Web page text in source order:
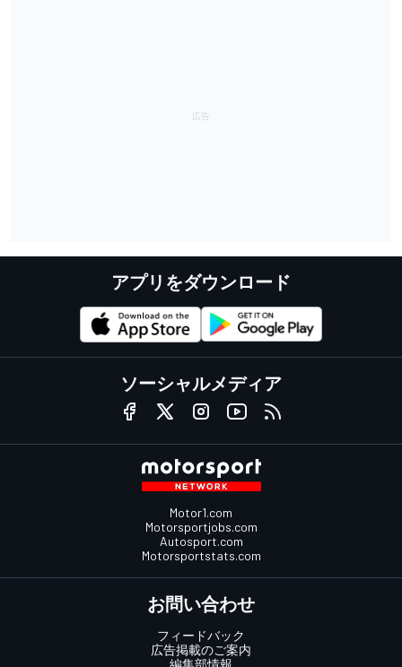
アプリをダウンロード
ソーシャルメディア
Motor1.com
Motorsportjobs.com
Autosport.com
Motorsportstats.com
お問い合わせ
フィードバック
広告掲載のご案内
編集部情報